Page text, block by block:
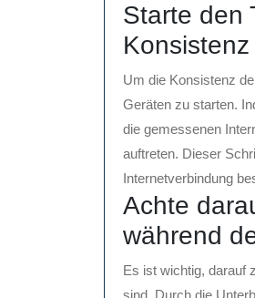
Starte den
Um die Konsistenz
Geräten zu starten.
die gemessenen
auftreten. Dieser
Internetverbindung
Achte
während
Es ist wichtig, darauf